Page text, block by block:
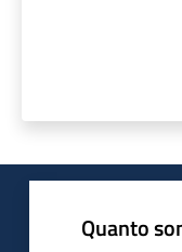
Quanto